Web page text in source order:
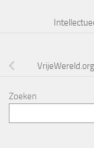
Zoeken